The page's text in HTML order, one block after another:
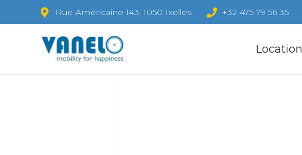
Rue Américaine 143, 1050 Ixelles +32 475 79 56 35
Location